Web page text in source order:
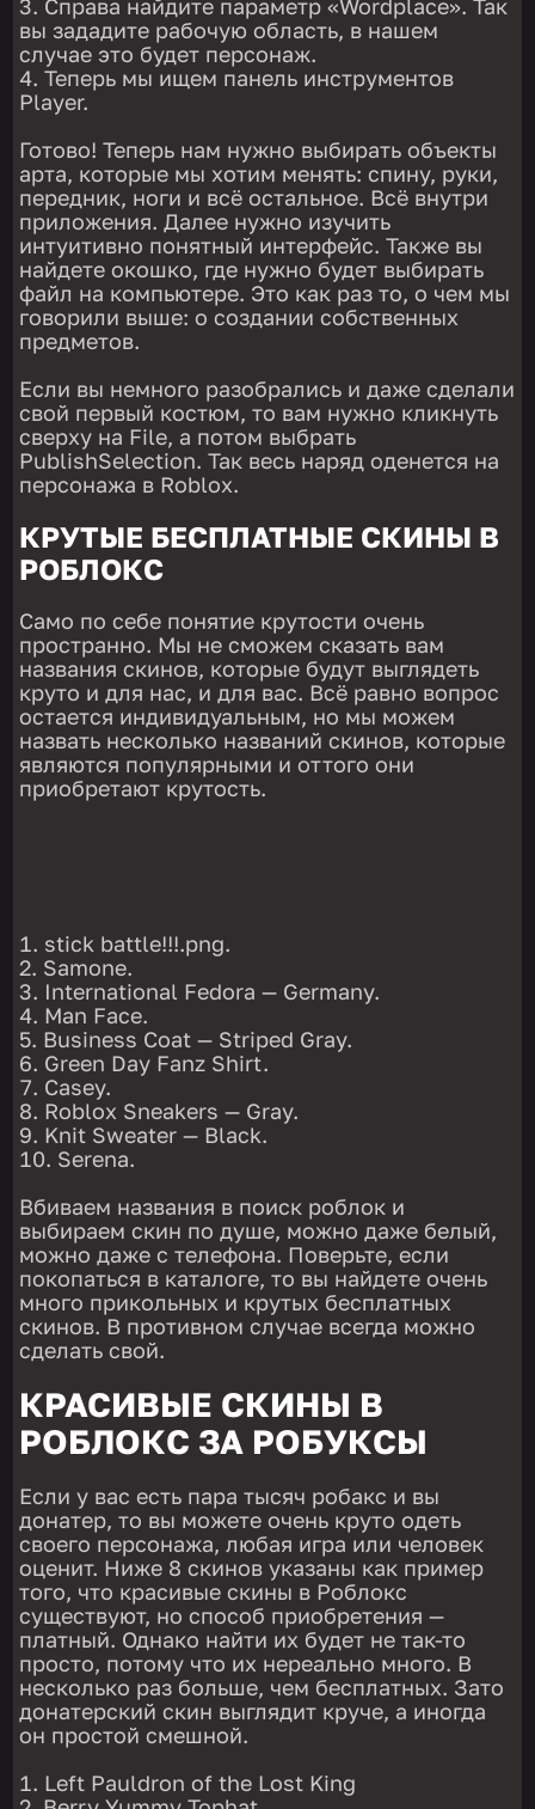
Справа найдите параметр «Wordplace». Так
вы зададите рабочую область, в нашем
случае это будет персонаж.
Теперь мы ищем панель инструментов
Player.
Готово! Теперь нам нужно выбирать объекты
арта, которые мы хотим менять: спину, руки,
передник, ноги и всё остальное. Всё внутри
приложения. Далее нужно изучить
интуитивно понятный интерфейс. Также вы
найдете окошко, где нужно будет выбирать
файл на компьютере. Это как раз то, о чем мы
говорили выше: о создании собственных
предметов.
Если вы немного разобрались и даже сделали
свой первый костюм, то вам нужно кликнуть
сверху на File, а потом выбрать
PublishSelection. Так весь наряд оденется на
персонажа в Roblox.
КРУТЫЕ БЕСПЛАТНЫЕ СКИНЫ В
РОБЛОКС
Само по себе понятие крутости очень
пространно. Мы не сможем сказать вам
названия скинов, которые будут выглядеть
круто и для нас, и для вас. Всё равно вопрос
остается индивидуальным, но мы можем
назвать несколько названий скинов, которые
являются популярными и оттого они
приобретают крутость.
stick battle!!!.png.
Samone.
International Fedora — Germany.
Man Face.
Business Coat — Striped Gray.
Green Day Fanz Shirt.
Casey.
Roblox Sneakers — Gray.
Knit Sweater — Black.
Serena.
Вбиваем названия в поиск роблок и
выбираем скин по душе, можно даже белый,
можно даже с телефона. Поверьте, если
покопаться в каталоге, то вы найдете очень
много прикольных и крутых бесплатных
скинов. В противном случае всегда можно
сделать свой.
КРАСИВЫЕ СКИНЫ В
РОБЛОКС ЗА РОБУКСЫ
Если у вас есть пара тысяч робакс и вы
донатер, то вы можете очень круто одеть
своего персонажа, любая игра или человек
оценит. Ниже 8 скинов указаны как пример
того, что красивые скины в Роблокс
существуют, но способ приобретения —
платный. Однако найти их будет не так-то
просто, потому что их нереально много. В
несколько раз больше, чем бесплатных. Зато
донатерский скин выглядит круче, а иногда
он простой смешной.
Left Pauldron of the Lost King